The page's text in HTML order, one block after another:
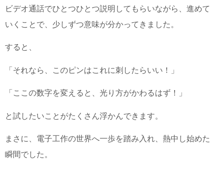
ビデオ通話でひとつひとつ説明してもらいながら、進めて
いくことで、少しずつ意味が分かってきました。
すると、
「それなら、このピンはこれに刺したらいい！」
「ここの数字を変えると、光り方がかわるはず！」
と試したいことがたくさん浮かんできます。
まさに、電子工作の世界へ一歩を踏み入れ、熱中し始めた
瞬間でした。